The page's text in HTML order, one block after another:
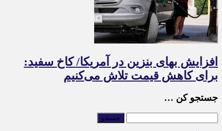
افزایش بهای بنزین در آمریکا/ کاخ سفید:
برای کاهش قیمت تلاش می‌کنیم
جستجو کن …